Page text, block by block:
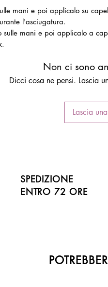
mani e poi applicalo su
l'asciugatura.
sulle mani e poi applicalo a
Non ci sono
Dicci cosa ne pensi. Lascia
Lascia
SPEDIZIONE
ENTRO 72 ORE